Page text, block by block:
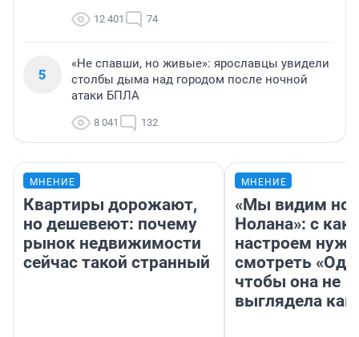
12 401 74
5
«Не спавши, но живые»: ярославцы увидели
столбы дыма над городом после ночной
атаки БПЛА
8 041 132
МНЕНИЕ
Квартиры дорожают,
но дешевеют: почему
рынок недвижимости
сейчас такой странный
МНЕНИЕ
«Мы видим
Нолана»: с
настроем
смотреть
чтобы она не
выглядела как